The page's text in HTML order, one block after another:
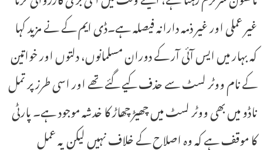
غیر عملی اور غیر ذمہ دارانہ فیصلہ ہے۔ڈی ایم کے نے مزید کہا
کہ بہار میں ایس آئی آر کے دوران مسلمانوں، دلتوں اور خواتین
کے نام ووٹر لسٹ سے حذف کیے گئے تھے اور اسی طرز پر تمل
ناڈو میں بھی ووٹر لسٹ میں چھیڑ چھاڑ کا خدشہ موجود ہے۔ پارٹی
کا موقف ہے کہ وہ اصلاح کے خلاف نہیں لیکن یہ عمل